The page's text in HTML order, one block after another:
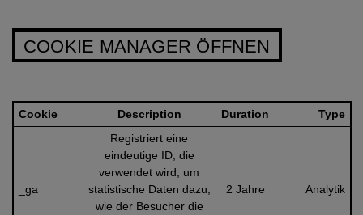
COOKIE MANAGER ÖFFNEN
Cookie Description Duration Type
_ga
Registriert eine
eindeutige ID, die
verwendet wird, um
statistische Daten dazu,
wie der Besucher die
2 Jahre Analytik